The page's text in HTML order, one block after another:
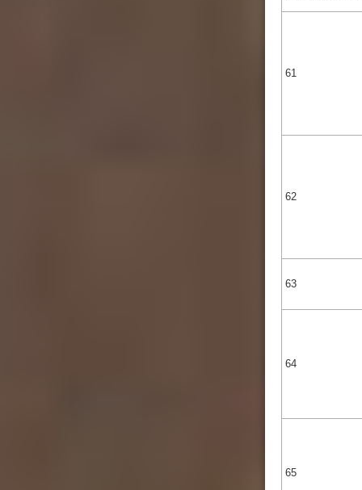
61
62
63
64
65